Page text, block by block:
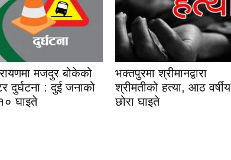
मजदुर बोकेको
दुर्घटना : दुई जनाको
घाइते
भक्तपुरमा श्रीमानद्वारा
श्रीमतीको हत्या, आठ वर्षीय
छोरा घाइते